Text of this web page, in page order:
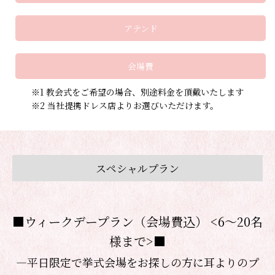
アテンド
会場費
※1 教会式をご希望の場合、別途料金を頂戴いたします
※2 当社提携ドレス店よりお選びいただけます。
スペシャルプラン
■ウィークデープラン（会場費込） <6～20名
様まで>■
―平日限定で挙式会場をお探しの方に耳よりのプ